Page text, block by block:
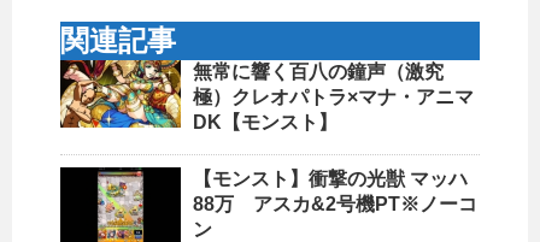
関連記事
無常に響く百八の鐘声（激究
極）クレオパトラ×マナ・アニマ
DK【モンスト】
【モンスト】衝撃の光獣 マッハ
88万 アスカ&2号機PT※ノーコ
ン